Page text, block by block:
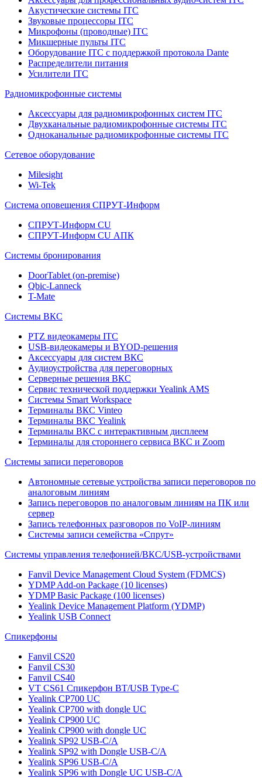
Акустические системы ITC
Звуковые процессоры ITC
Микрофоны (проводные) ITC
Микшерные пульты ITC
Оборудование ITC с поддержкой протокола Dante
Распределители питания
Усилители ITC
Радиомикрофонные системы
Аксессуары для радиомикрофонных систем ITC
Двухканальные радиомикрофонные системы ITC
Одноканальные радиомикрофонные системы ITC
Сетевое оборудование
Milesight
Wi-Tek
Система оповещения СПРУТ-Информ
СПРУТ-Информ CU
СПРУТ-Информ CU АПК
Системы бронирования
DoorTablet (on-premise)
Qbic-Lanneck
T-Mate
Системы ВКС
PTZ видеокамеры ITC
USB-видеокамеры и BYOD-решения
Аксессуары для систем ВКС
Аудиоустройства для переговорных
Серверные решения ВКС
Сервис технической поддержки Yealink AMS
Системы Smart Workspace
Терминалы ВКС Vinteo
Терминалы ВКС Yealink
Терминалы ВКС с интерактивным дисплеем
Терминалы для стороннего сервиса ВКС и Zoom
Системы записи переговоров
Автономные сетевые устройства записи переговоров по
аналоговым линиям
Запись переговоров по аналоговым линиям на ПК или
сервер
Запись телефонных разговоров по VoIP-линиям
Системы записи семейства «Спрут»
Системы управления телефонией/ВКС/USB-устройствами
Fanvil Device Management Cloud System (FDMCS)
YDMP Add-on Package (10 licenses)
YDMP Basic Package (100 licenses)
Yealink Device Management Platform (YDMP)
Yealink USB Connect
Спикерфоны
Fanvil CS20
Fanvil CS30
Fanvil CS40
VT CS61 Cпикерфон BT/USB Type-C
Yealink CP700 UC
Yealink CP700 with dongle UC
Yealink CP900 UC
Yealink CP900 with dongle UC
Yealink SP92 USB-C/A
Yealink SP92 with Dongle USB-C/A
Yealink SP96 USB-C/A
Yealink SP96 with Dongle UC USB-C/A